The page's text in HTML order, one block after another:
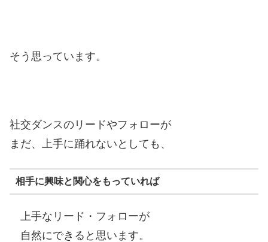
そう思っています。
社交ダンスのリードやフォローが
まだ、上手に踊れないとしても、
相手に興味と関心をもっていれば
上手なリード・フォローが
自然にできると思います。